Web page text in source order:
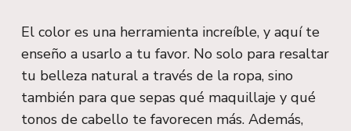
El color es una herramienta increíble, y aquí te
enseño a usarlo a tu favor. No solo para resaltar
tu belleza natural a través de la ropa, sino
también para que sepas qué maquillaje y qué
tonos de cabello te favorecen más. Además,